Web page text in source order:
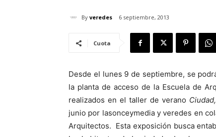
By veredes 6 septiembre, 2013
Cuota
Desde el lunes 9 de septiembre, se
la planta de acceso de la Escuela de
realizados en el taller de verano
junio por lasonceymedia y veredes en
Arquitectos. Esta exposición busca